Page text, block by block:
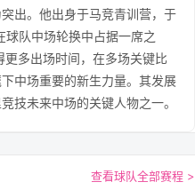
出。他出身于马竞青训营，于
队中场轮换中占据一席之
多出场时间，在多场关键比
中场重要的新生力量。其发展
技未来中场的关键人物之一。
查看球队全部赛程 >